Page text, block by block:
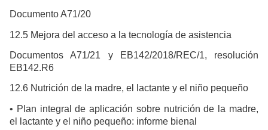
Documento A71/20
12.5 Mejora del acceso a la tecnología de asistencia
Documentos A71/21 y EB142/2018/REC/1, resolución
EB142.R6
12.6 Nutrición de la madre, el lactante y el niño pequeño
• Plan integral de aplicación sobre nutrición de la madre,
el lactante y el niño pequeño: informe bienal